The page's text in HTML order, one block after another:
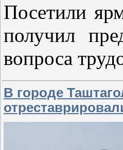
Посетили
получил
вопроса
В городе